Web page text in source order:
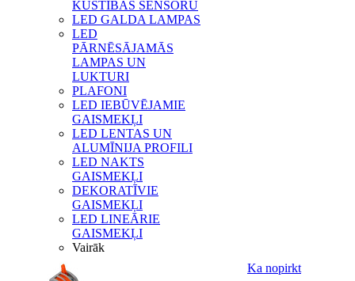
KUSTĪBAS SENSORU
LED GALDA LAMPAS
LED
PĀRNĒSĀJAMĀS
LAMPAS UN
LUKTURI
PLAFONI
LED IEBŪVĒJAMIE
GAISMEKĻI
LED LENTAS UN
ALUMĪNIJA PROFILI
LED NAKTS
GAISMEKĻI
DEKORATĪVIE
GAISMEKĻI
LED LINEĀRIE
GAISMEKĻI
Vairāk
Ka nopirkt